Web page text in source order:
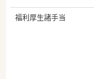
福利厚生諸手当